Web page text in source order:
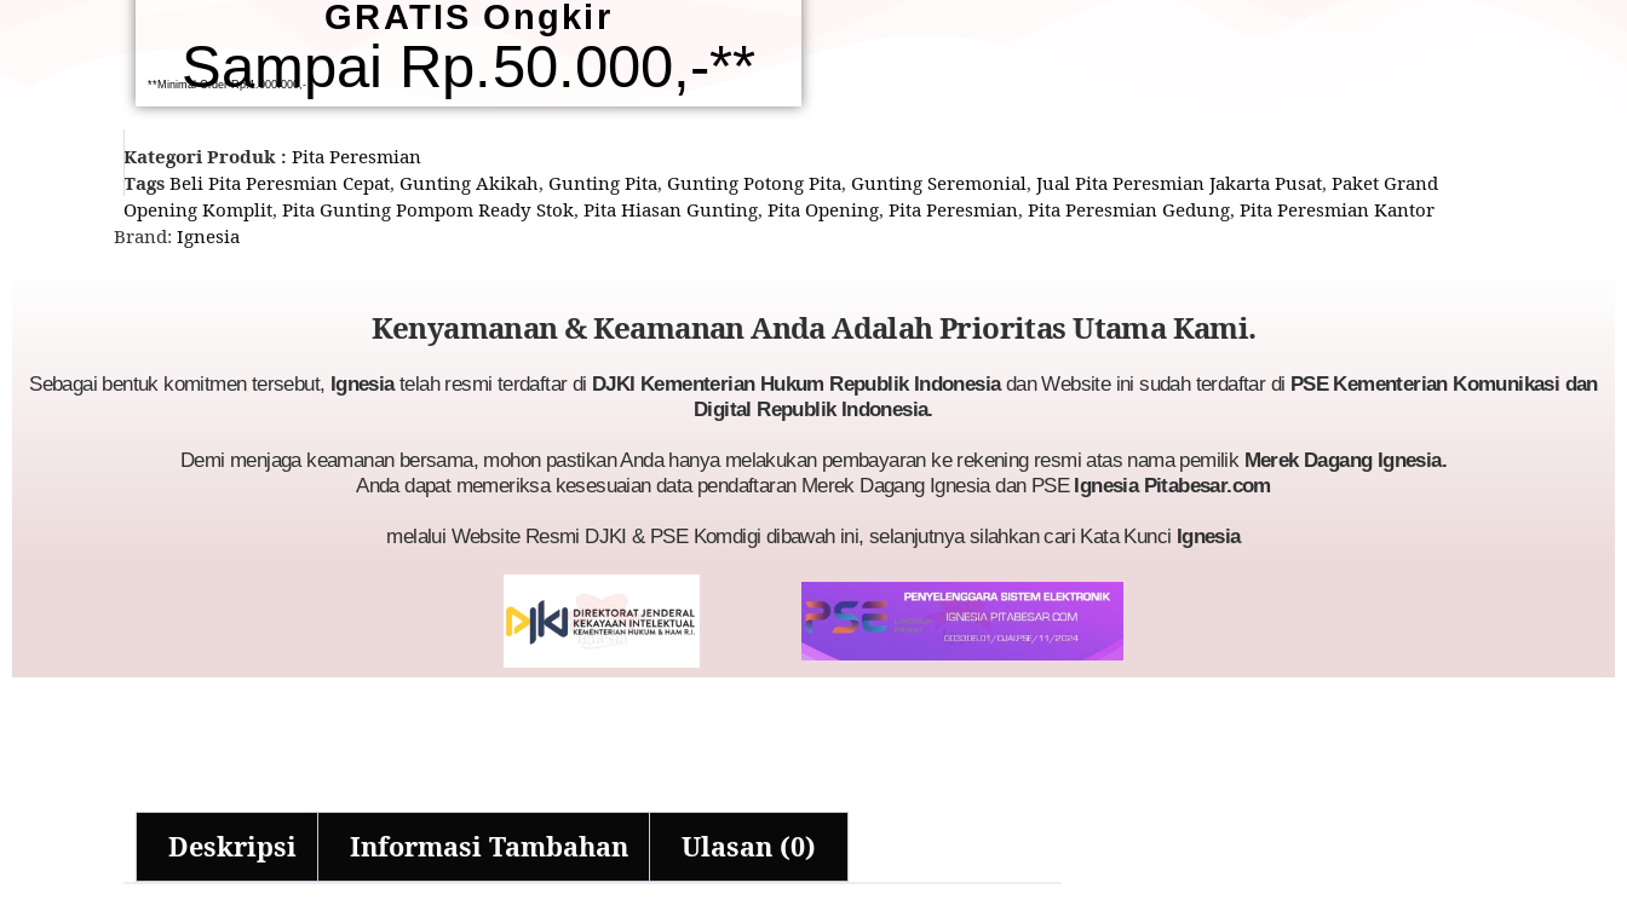
GRATIS Ongkir
Sampai Rp.50.000,-**
**Minimal Order Rp.1.000.000,-
Kategori Produk : Pita Peresmian
Tags Beli Pita Peresmian Cepat, Gunting Akikah, Gunting Pita, Gunting Potong Pita, Gunting Seremonial, Jual Pita Peresmian Jakarta Pusat, Paket Grand
Opening Komplit, Pita Gunting Pompom Ready Stok, Pita Hiasan Gunting, Pita Opening, Pita Peresmian, Pita Peresmian Gedung, Pita Peresmian Kantor
Brand: Ignesia
Kenyamanan & Keamanan Anda Adalah Prioritas Utama Kami.
Sebagai bentuk komitmen tersebut, Ignesiatelah resmi terdaftar di DJKI Kementerian Hukum Republik Indonesiadan Website ini sudah terdaftar di PSE Kementerian Komunikasi dan
Digital Republik Indonesia.
Demi menjaga keamanan bersama, mohon pastikan Anda hanya melakukan pembayaran ke rekening resmi atas nama pemilik Merek Dagang Ignesia.
Anda dapat memeriksa kesesuaian data pendaftaran Merek Dagang Ignesia dan PSE Ignesia Pitabesar.com
melalui Website Resmi DJKI & PSE Komdigi dibawah ini, selanjutnya silahkan cari Kata Kunci Ignesia
Deskripsi Informasi Tambahan Ulasan (0)